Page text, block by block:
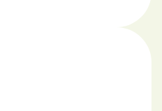
Kundenbewertungen und Erfahrungen zu